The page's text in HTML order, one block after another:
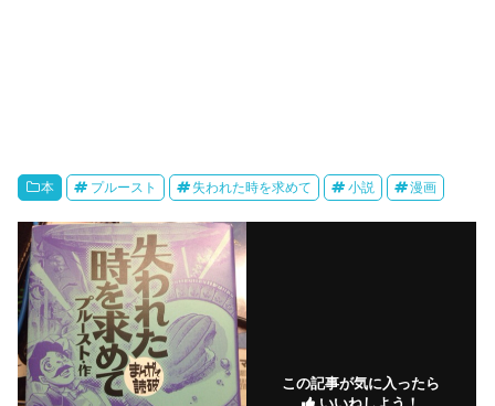
本 プルースト 失われた時を求めて 小説 漫画
この記事が気に入ったら